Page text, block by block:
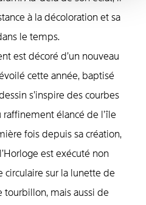
à la décoloration et sa
le temps.
est décoré d’un nouveau
cette année, baptisé
s’inspire des courbes
élancé de l’île
fois depuis sa création,
est exécuté non
sur la lunette de
mais aussi de